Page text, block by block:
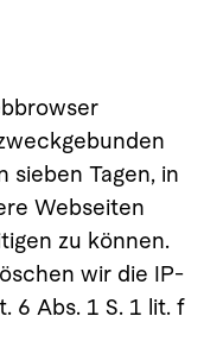
sieben Tagen, in
Webseiten
zu können.
wir die IP-
6 Abs. 1 S. 1 lit. f